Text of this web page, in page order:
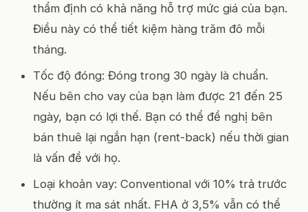
thẩm định có khả năng hỗ trợ mức giá của bạn.
Điều này có thể tiết kiệm hàng trăm đô mỗi
tháng.
Tốc độ đóng: Đóng trong 30 ngày là chuẩn.
Nếu bên cho vay của bạn làm được 21 đến 25
ngày, bạn có lợi thế. Bạn có thể đề nghị bên
bán thuê lại ngắn hạn (rent-back) nếu thời gian
là vấn đề với họ.
Loại khoản vay: Conventional với 10% trả trước
thường ít ma sát nhất. FHA ở 3,5% vẫn có thể